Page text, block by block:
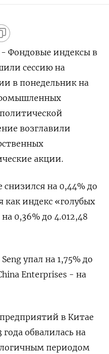
Фондовые индексы в
сессию на
в понедельник на
возглавили
акции.
снизился на 0,44% до
как индекс «голубых
0,36% до 4.012,48
упал на 1,75% до
Enterprises - на
в Китае
обвалилась на
периодом